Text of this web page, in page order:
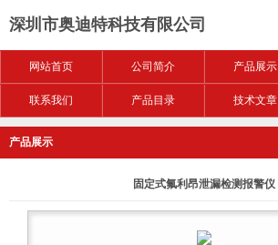
深圳市奥迪特科技有限公司
网站首页 公司简介 产品展示
联系我们 产品目录 技术文章
产品展示
固定式氟利昂泄漏检测报警仪